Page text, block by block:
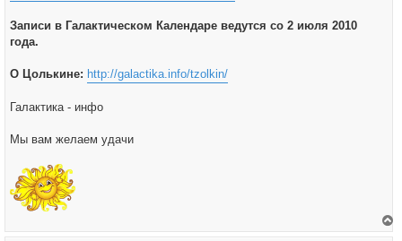
Записи в Галактическом Календаре ведутся со 2 июля 2010
года.
О Цолькине: http://galactika.info/tzolkin/
Галактика - инфо
Мы вам желаем удачи